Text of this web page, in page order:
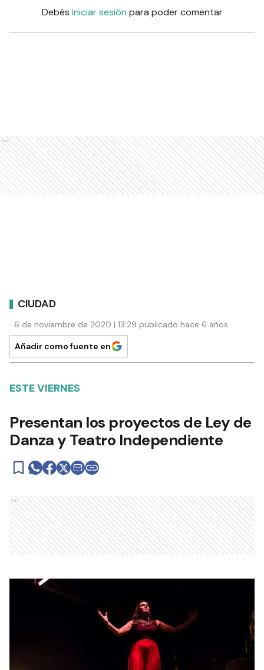
Debés iniciar sesión para poder comentar
Ads
CIUDAD
6 de noviembre de 2020 | 13:29 publicado hace 6 años
Añadir como fuente en
ESTE VIERNES
Presentan los proyectos de Ley de
Danza y Teatro Independiente
Ads